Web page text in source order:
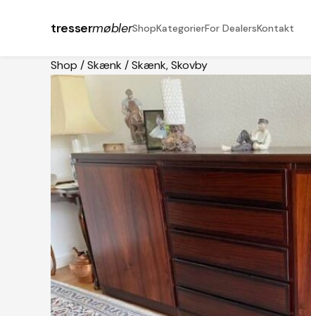
tressermøblerShopKategorierFor DealersKontakt
Shop /Skænk /Skænk, Skovby